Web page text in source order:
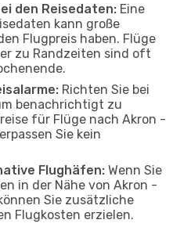
den Reisedaten: Eine
kann große
Flugpreis haben. Flüge
zu Randzeiten sind oft
Richten Sie bei
benachrichtigt zu
für Flüge nach Akron -
Sie kein
Flughäfen: Wenn Sie
in der Nähe von Akron -
Sie zusätzliche
Flugkosten erzielen.